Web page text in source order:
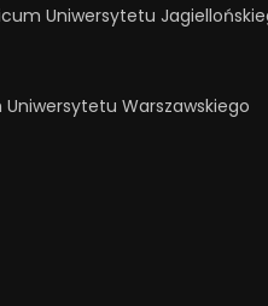
Uniwersytetu
Warszawskiego